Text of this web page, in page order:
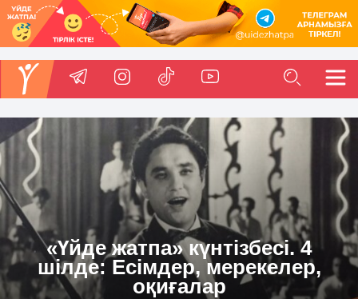
«Үйде жатпа» күнтізбесі. 4
шілде: Есімдер, мерекелер,
оқиғалар